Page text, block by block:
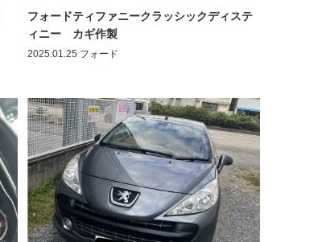
フォードティファニークラッシックディステ
ィニー カギ作製
2025.01.25 フォード